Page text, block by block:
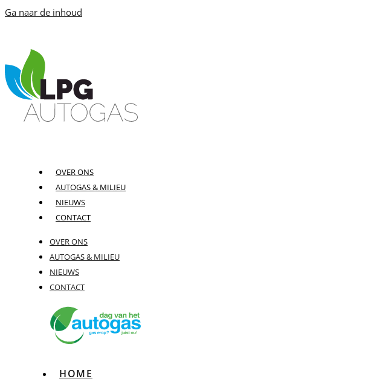
Ga naar de inhoud
OVER ONS
AUTOGAS & MILIEU
NIEUWS
CONTACT
OVER ONS
AUTOGAS & MILIEU
NIEUWS
CONTACT
HOME